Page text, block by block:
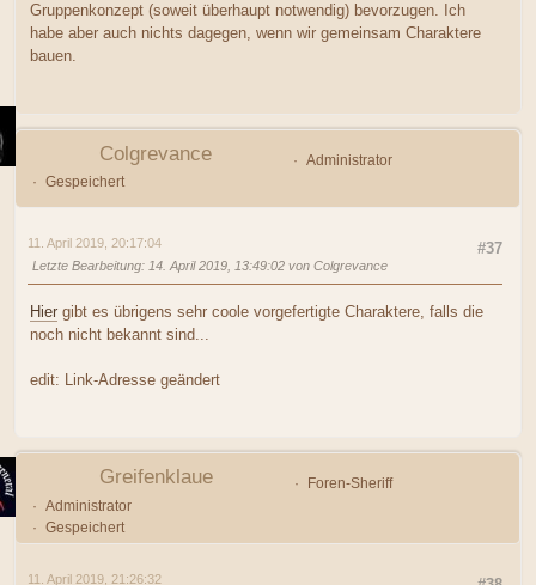
Gruppenkonzept (soweit überhaupt notwendig) bevorzugen. Ich
habe aber auch nichts dagegen, wenn wir gemeinsam Charaktere
bauen.
Colgrevance
Administrator
Gespeichert
#37
11. April 2019, 20:17:04
Letzte Bearbeitung: 14. April 2019, 13:49:02 von Colgrevance
Hier gibt es übrigens sehr coole vorgefertigte Charaktere, falls die
noch nicht bekannt sind...
edit: Link-Adresse geändert
Greifenklaue
Foren-Sheriff
Administrator
Gespeichert
11. April 2019, 21:26:32